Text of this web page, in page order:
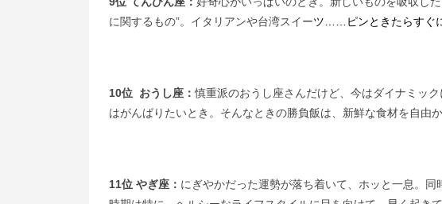
に関するもの”。イタリアンや台湾スイーツ……ピンときたらすぐ
10位 おうし座：慎重派のおうし座さんだけど、今はダイナミッ
はがんばりたいとき。そんなときの勝負飯は、新鮮な食材を自由
11位 やぎ座： にぎやかだった運勢が落ち着いて、ホッと一息。